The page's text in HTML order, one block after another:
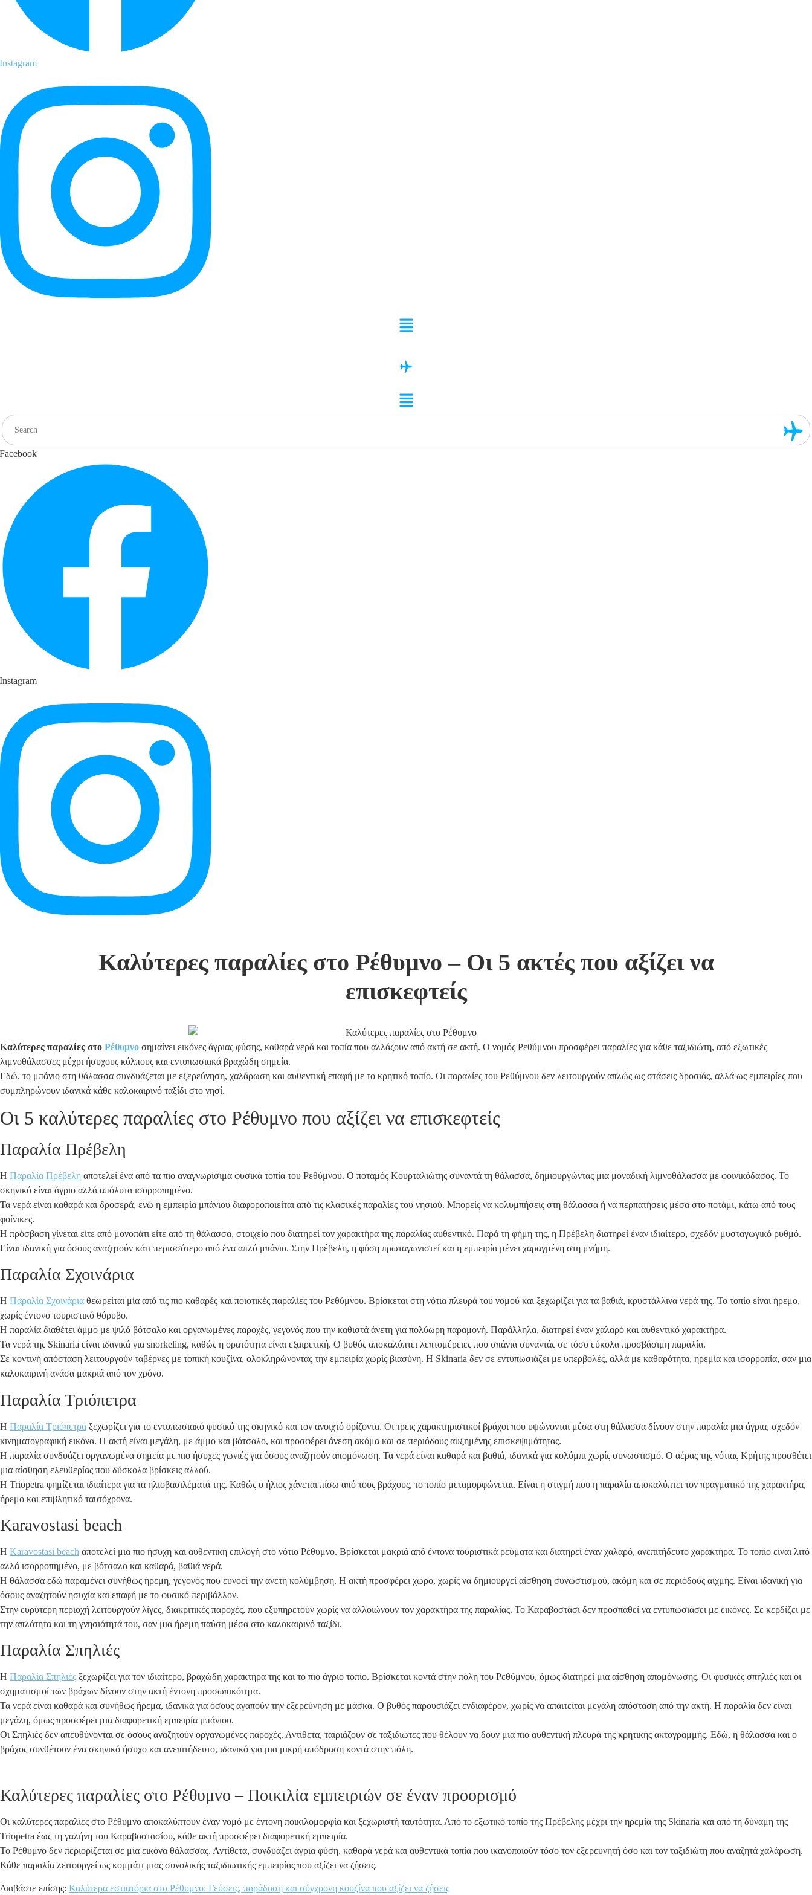
Instagram
Facebook
Instagram
Καλύτερες παραλίες στο Ρέθυμνο – Οι 5 ακτές που αξίζει να
επισκεφτείς
Καλύτερες παραλίες στο Ρέθυμνο σημαίνει εικόνες άγριας φύσης, καθαρά νερά και τοπία που αλλάζουν από ακτή σε ακτή. Ο νομός Ρεθύμνου προσφέρει παραλίες για κάθε ταξιδιώτη, από εξωτικές
λιμνοθάλασσες μέχρι ήσυχους κόλπους και εντυπωσιακά βραχώδη σημεία.
Εδώ, το μπάνιο στη θάλασσα συνδυάζεται με εξερεύνηση, χαλάρωση και αυθεντική επαφή με το κρητικό τοπίο. Οι παραλίες του Ρεθύμνου δεν λειτουργούν απλώς ως στάσεις δροσιάς, αλλά ως εμπειρίες που
συμπληρώνουν ιδανικά κάθε καλοκαιρινό ταξίδι στο νησί.
Οι 5 καλύτερες παραλίες στο Ρέθυμνο που αξίζει να επισκεφτείς
Παραλία Πρέβελη
Η Παραλία Πρέβελη αποτελεί ένα από τα πιο αναγνωρίσιμα φυσικά τοπία του Ρεθύμνου. Ο ποταμός Κουρταλιώτης συναντά τη θάλασσα, δημιουργώντας μια μοναδική λιμνοθάλασσα με φοινικόδασος. Το
σκηνικό είναι άγριο αλλά απόλυτα ισορροπημένο.
Τα νερά είναι καθαρά και δροσερά, ενώ η εμπειρία μπάνιου διαφοροποιείται από τις κλασικές παραλίες του νησιού. Μπορείς να κολυμπήσεις στη θάλασσα ή να περπατήσεις μέσα στο ποτάμι, κάτω από τους
φοίνικες.
Η πρόσβαση γίνεται είτε από μονοπάτι είτε από τη θάλασσα, στοιχείο που διατηρεί τον χαρακτήρα της παραλίας αυθεντικό. Παρά τη φήμη της, η Πρέβελη διατηρεί έναν ιδιαίτερο, σχεδόν μυσταγωγικό ρυθμό.
Είναι ιδανική για όσους αναζητούν κάτι περισσότερο από ένα απλό μπάνιο. Στην Πρέβελη, η φύση πρωταγωνιστεί και η εμπειρία μένει χαραγμένη στη μνήμη.
Παραλία Σχοινάρια
Η Παραλία Σχοινάρια θεωρείται μία από τις πιο καθαρές και ποιοτικές παραλίες του Ρεθύμνου. Βρίσκεται στη νότια πλευρά του νομού και ξεχωρίζει για τα βαθιά, κρυστάλλινα νερά της. Το τοπίο είναι ήρεμο,
χωρίς έντονο τουριστικό θόρυβο.
Η παραλία διαθέτει άμμο με ψιλό βότσαλο και οργανωμένες παροχές, γεγονός που την καθιστά άνετη για πολύωρη παραμονή. Παράλληλα, διατηρεί έναν χαλαρό και αυθεντικό χαρακτήρα.
Τα νερά της Skinaria είναι ιδανικά για snorkeling, καθώς η ορατότητα είναι εξαιρετική. Ο βυθός αποκαλύπτει λεπτομέρειες που σπάνια συναντάς σε τόσο εύκολα προσβάσιμη παραλία.
Σε κοντινή απόσταση λειτουργούν ταβέρνες με τοπική κουζίνα, ολοκληρώνοντας την εμπειρία χωρίς βιασύνη. Η Skinaria δεν σε εντυπωσιάζει με υπερβολές, αλλά με καθαρότητα, ηρεμία και ισορροπία, σαν μια
καλοκαιρινή ανάσα μακριά από τον χρόνο.
Παραλία Τριόπετρα
Η Παραλία Τριόπετρα ξεχωρίζει για το εντυπωσιακό φυσικό της σκηνικό και τον ανοιχτό ορίζοντα. Οι τρεις χαρακτηριστικοί βράχοι που υψώνονται μέσα στη θάλασσα δίνουν στην παραλία μια άγρια, σχεδόν
κινηματογραφική εικόνα. Η ακτή είναι μεγάλη, με άμμο και βότσαλο, και προσφέρει άνεση ακόμα και σε περιόδους αυξημένης επισκεψιμότητας.
Η παραλία συνδυάζει οργανωμένα σημεία με πιο ήσυχες γωνιές για όσους αναζητούν απομόνωση. Τα νερά είναι καθαρά και βαθιά, ιδανικά για κολύμπι χωρίς συνωστισμό. Ο αέρας της νότιας Κρήτης προσθέτει
μια αίσθηση ελευθερίας που δύσκολα βρίσκεις αλλού.
Η Triopetra φημίζεται ιδιαίτερα για τα ηλιοβασιλέματά της. Καθώς ο ήλιος χάνεται πίσω από τους βράχους, το τοπίο μεταμορφώνεται. Είναι η στιγμή που η παραλία αποκαλύπτει τον πραγματικό της χαρακτήρα,
ήρεμο και επιβλητικό ταυτόχρονα.
Karavostasi beach
Η Karavostasi beach αποτελεί μια πιο ήσυχη και αυθεντική επιλογή στο νότιο Ρέθυμνο. Βρίσκεται μακριά από έντονα τουριστικά ρεύματα και διατηρεί έναν χαλαρό, ανεπιτήδευτο χαρακτήρα. Το τοπίο είναι λιτό
αλλά ισορροπημένο, με βότσαλο και καθαρά, βαθιά νερά.
Η θάλασσα εδώ παραμένει συνήθως ήρεμη, γεγονός που ευνοεί την άνετη κολύμβηση. Η ακτή προσφέρει χώρο, χωρίς να δημιουργεί αίσθηση συνωστισμού, ακόμη και σε περιόδους αιχμής. Είναι ιδανική για
όσους αναζητούν ησυχία και επαφή με το φυσικό περιβάλλον.
Στην ευρύτερη περιοχή λειτουργούν λίγες, διακριτικές παροχές, που εξυπηρετούν χωρίς να αλλοιώνουν τον χαρακτήρα της παραλίας. Το Καραβοστάσι δεν προσπαθεί να εντυπωσιάσει με εικόνες. Σε κερδίζει με
την απλότητα και τη γνησιότητά του, σαν μια ήρεμη παύση μέσα στο καλοκαιρινό ταξίδι.
Παραλία Σπηλιές
Η Παραλία Σπηλιές ξεχωρίζει για τον ιδιαίτερο, βραχώδη χαρακτήρα της και το πιο άγριο τοπίο. Βρίσκεται κοντά στην πόλη του Ρεθύμνου, όμως διατηρεί μια αίσθηση απομόνωσης. Οι φυσικές σπηλιές και οι
σχηματισμοί των βράχων δίνουν στην ακτή έντονη προσωπικότητα.
Τα νερά είναι καθαρά και συνήθως ήρεμα, ιδανικά για όσους αγαπούν την εξερεύνηση με μάσκα. Ο βυθός παρουσιάζει ενδιαφέρον, χωρίς να απαιτείται μεγάλη απόσταση από την ακτή. Η παραλία δεν είναι
μεγάλη, όμως προσφέρει μια διαφορετική εμπειρία μπάνιου.
Οι Σπηλιές δεν απευθύνονται σε όσους αναζητούν οργανωμένες παροχές. Αντίθετα, ταιριάζουν σε ταξιδιώτες που θέλουν να δουν μια πιο αυθεντική πλευρά της κρητικής ακτογραμμής. Εδώ, η θάλασσα και ο
βράχος συνθέτουν ένα σκηνικό ήσυχο και ανεπιτήδευτο, ιδανικό για μια μικρή απόδραση κοντά στην πόλη.
Καλύτερες παραλίες στο Ρέθυμνο – Ποικιλία εμπειριών σε έναν προορισμό
Οι καλύτερες παραλίες στο Ρέθυμνο αποκαλύπτουν έναν νομό με έντονη ποικιλομορφία και ξεχωριστή ταυτότητα. Από το εξωτικό τοπίο της Πρέβελης μέχρι την ηρεμία της Skinaria και από τη δύναμη της
Triopetra έως τη γαλήνη του Καραβοστασίου, κάθε ακτή προσφέρει διαφορετική εμπειρία.
Το Ρέθυμνο δεν περιορίζεται σε μία εικόνα θάλασσας. Αντίθετα, συνδυάζει άγρια φύση, καθαρά νερά και αυθεντικά τοπία που ικανοποιούν τόσο τον εξερευνητή όσο και τον ταξιδιώτη που αναζητά χαλάρωση.
Κάθε παραλία λειτουργεί ως κομμάτι μιας συνολικής ταξιδιωτικής εμπειρίας που αξίζει να ζήσεις.
Διαβάστε επίσης: Καλύτερα εστιατόρια στο Ρέθυμνο: Γεύσεις, παράδοση και σύγχρονη κουζίνα που αξίζει να ζήσεις